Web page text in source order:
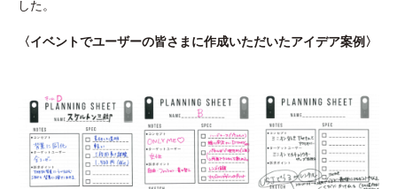
した。
〈イベントでユーザーの皆さまに作成いただいたアイデア案例〉